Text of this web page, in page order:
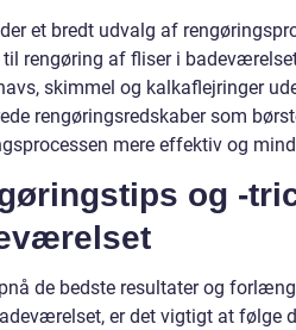
et bredt udvalg af
rengøring af fliser i
skimmel og kalkaflejringer
rengøringsredskaber som
mere effektiv og
og -
de bedste resultater og
er det vigtigt at følge